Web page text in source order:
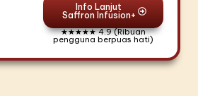
Info Lanjut
Saffron Infusion+
★★★★★ 4.9 (Ribuan
pengguna berpuas hati)